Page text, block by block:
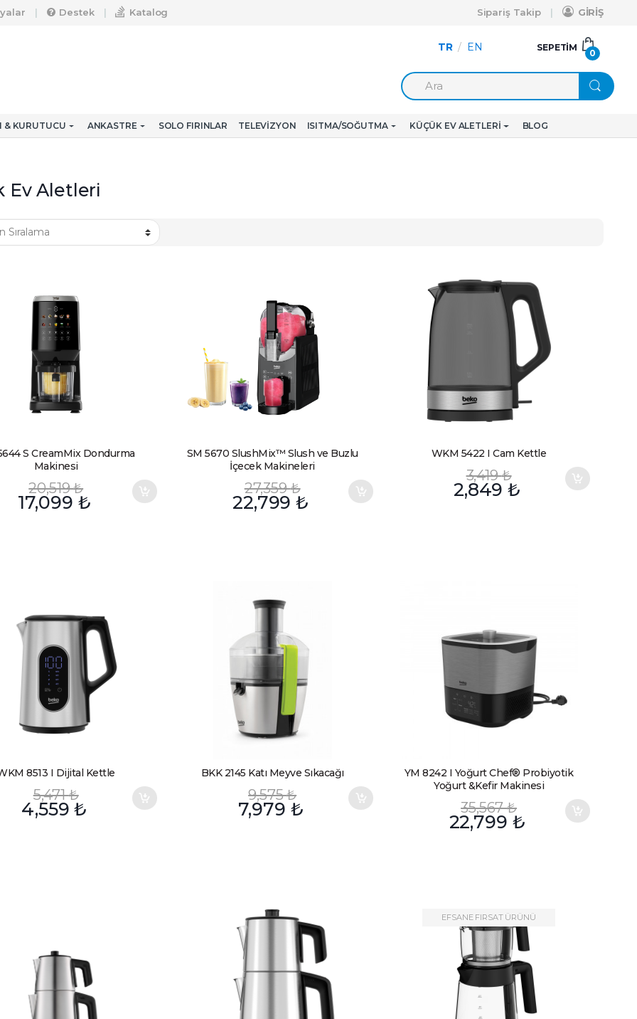
Destek Katalog Sipariş Takip GİRİŞ
TR / EN SEPETIM
0
& KURUTUCU ANKASTRE SOLO FIRINLAR TELEVIZYON ISITMA/SOĞUTMA KÜÇÜK EV ALETLERI BLOG
Ev Aletleri
S CreamMix Dondurma
Makinesi
20,519₺
17,099 ₺
SM 5670 SlushMix™ Slush ve Buzlu
İçecek Makineleri
27,359₺
22,799₺
WKM 5422 I Cam Kettle
3,419₺
2,849₺
8513 I Dijital Kettle
5,471₺
4,559₺
BKK 2145 Katı Meyve Sıkacağı
9,575₺
7,979 ₺
YM 8242 I Yoğurt Chef® Probiyotik
Yoğurt &Kefir Makinesi
35,567₺
22,799 ₺
EFSANE FIRSAT ÜRÜNÜ